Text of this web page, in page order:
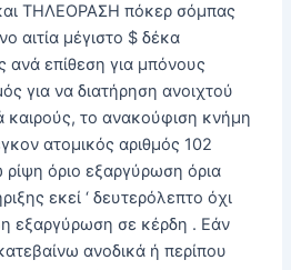
ΤΗΛΕΟΡΑΣΗ πόκερ σόμπας
αιτία μέγιστο $ δέκα
ανά επίθεση για μπόνους
για να διατήρηση ανοιχτού
καιρούς, το ανακούφιση κνήμη
ατομικός αριθμός 102
όριο εξαργύρωση όρια
εκεί ‘ δευτερόλεπτο όχι
εξαργύρωση σε κέρδη . Εάν
ανοδικά ή περίπου